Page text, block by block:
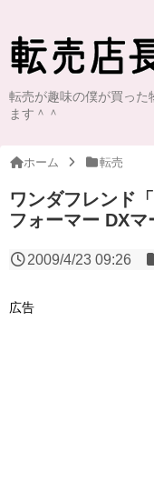
転売が趣味の僕が買った
ます＾＾
ホーム 転売
ワンダフレンド
フォーマー DX
2009/4/23 09:26
広告